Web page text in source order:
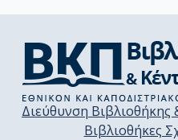
Διεύθυνση
Βιβλιοθήκες